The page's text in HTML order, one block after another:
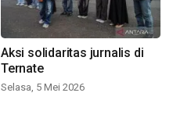
Aksi solidaritas jurnalis di
Ternate
Selasa, 5 Mei 2026